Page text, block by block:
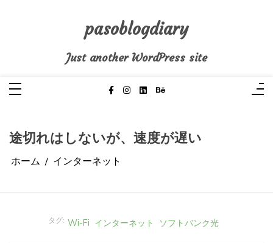
pasoblogdiary
Just another WordPress site
途切れはしないが、速度が遅い
ホーム インターネット
Wi-Fi インターネット ソフトバンク光